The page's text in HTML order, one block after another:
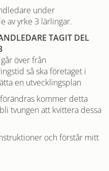
under
av yrke 3 lärlingar.
TAGIT DEL
över från
så ska företaget i
en utvecklingsplan
kommer detta
tvungen att kvittera dessa
och förstår mitt